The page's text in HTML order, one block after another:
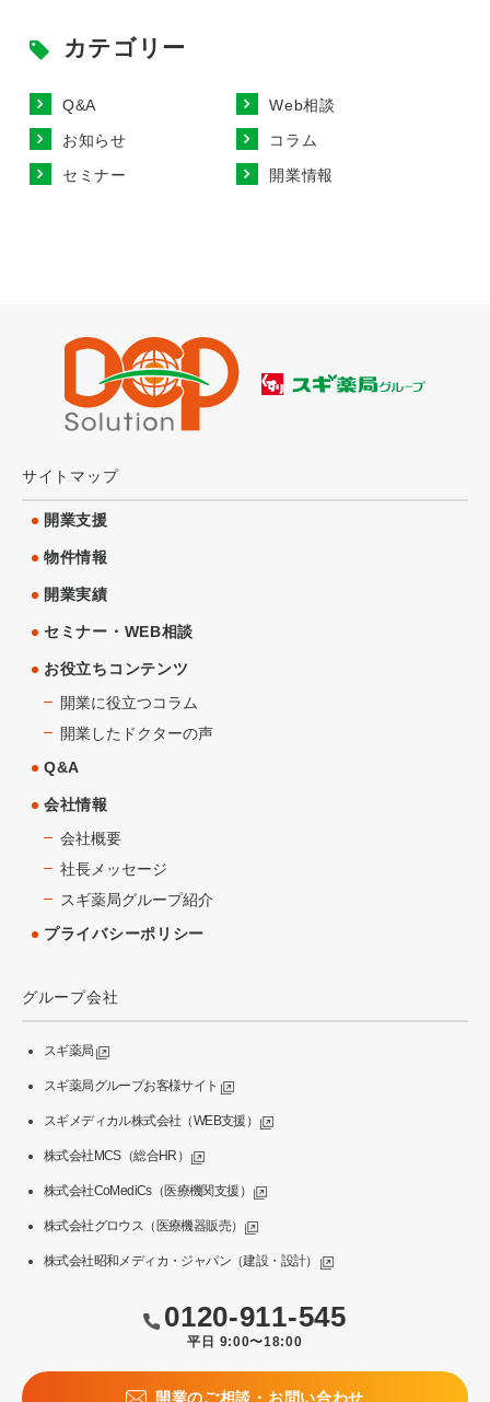
カテゴリー
Q&A
Web相談
お知らせ
コラム
セミナー
開業情報
サイトマップ
開業支援
物件情報
開業実績
セミナー・WEB相談
お役立ちコンテンツ
開業に役立つコラム
開業したドクターの声
Q&A
会社情報
会社概要
社長メッセージ
スギ薬局グループ紹介
プライバシーポリシー
グループ会社
スギ薬局
スギ薬局グループお客様サイト
スギメディカル株式会社（WEB支援）
株式会社MCS（総合HR）
株式会社CoMediCs（医療機関支援）
株式会社グロウス（医療機器販売）
株式会社昭和メディカ・ジャパン（建設・設計）
0120-911-545
平日 9:00〜18:00
開業のご相談・お問い合わせ